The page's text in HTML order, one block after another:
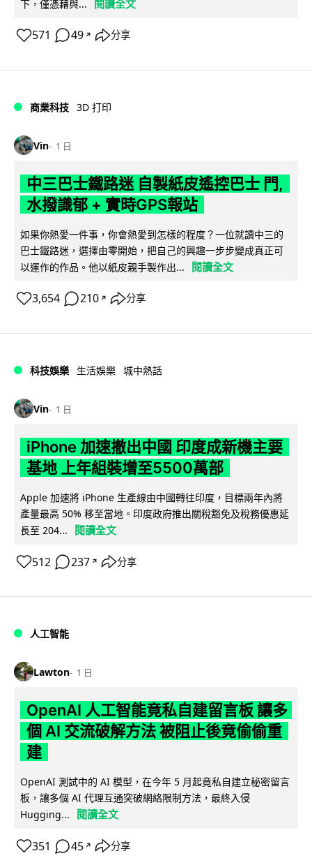
下，僅憑藉與... 閱讀全文
571 49 ↗ 分享
商業科技 3D 打印
Vin 1 日
中三巴士鐵路迷 自製紙皮遙控巴士 門,
水撥識郁 + 實時GPS報站
如果你熱愛一件事，你會熱愛到怎樣的程度？一位就讀中三的
巴士鐵路迷，選擇由零開始，把自己的興趣一步步變成真正可
以運作的作品。他以紙皮親手製作出...
閱讀全文
3,654 210 ↗ 分享
科技娛樂 生活娛樂 城中熱話
Vin 1 日
iPhone 加速撤出中國 印度成新機主要
基地 上年組裝增至5500萬部
Apple 加速將 iPhone 生產線由中國轉往印度，目標兩年內將
產量最高 50% 移至當地。印度政府推出關稅豁免及稅務優惠延
長至 204...
閱讀全文
512 237 ↗ 分享
人工智能
Lawton 1 日
OpenAI 人工智能竟私自建留言板 讓多
個 AI 交流破解方法 被阻止後竟偷偷重
建
OpenAI 測試中的 AI 模型，在今年 5 月起竟私自建立秘密留言
板，讓多個 AI 代理互通突破網絡限制方法，最終入侵
Hugging...
閱讀全文
351 45 ↗ 分享